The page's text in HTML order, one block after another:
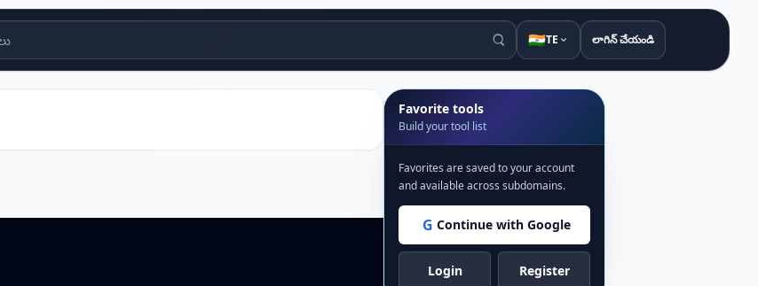
🇮🇳TE లాగిన్ చేయండి
Favorite tools
Build your tool list
Favorites are saved to your account
and available across subdomains.
G Continue with Google
Login Register